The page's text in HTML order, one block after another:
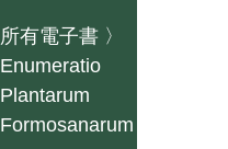
所有電子書 〉
Enumeratio
Plantarum
Formosanarum